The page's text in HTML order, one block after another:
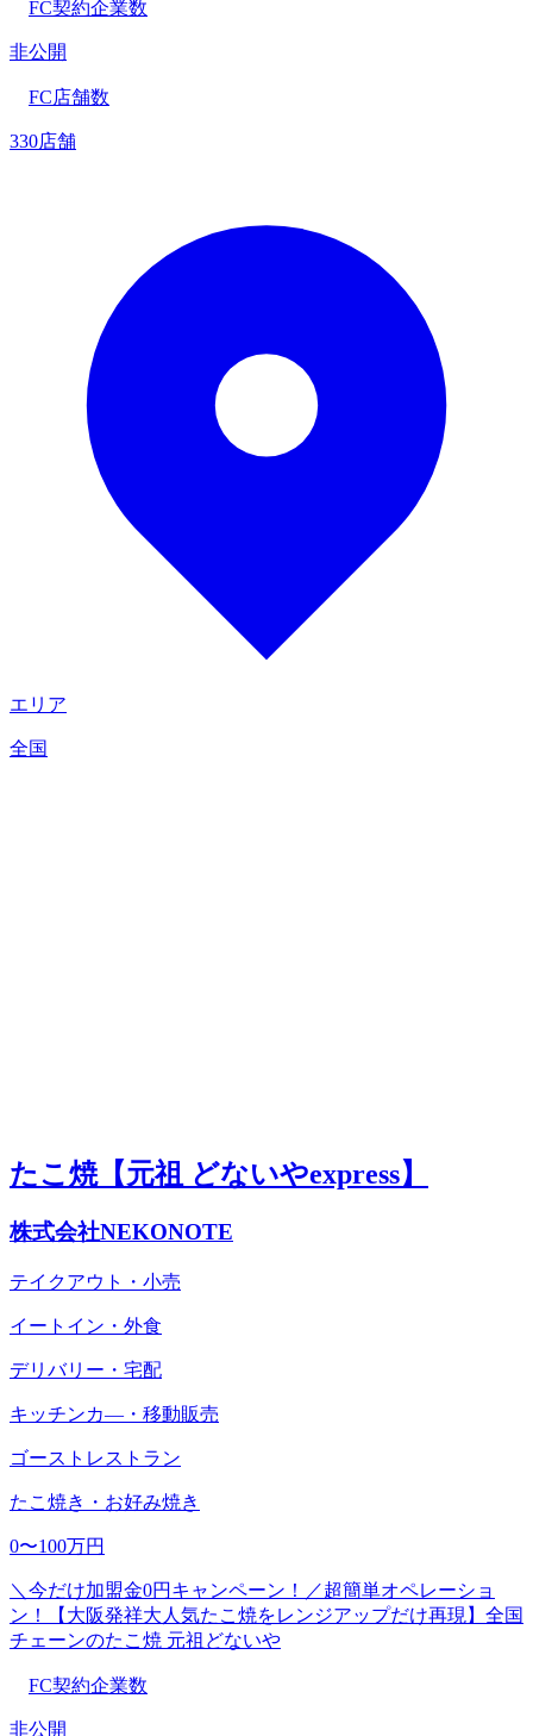
FC契約企業数
非公開
FC店舗数
330店舗
エリア
全国
たこ焼【元祖 どないやexpress】
株式会社NEKONOTE
テイクアウト・小売
イートイン・外食
デリバリー・宅配
キッチンカ―・移動販売
ゴーストレストラン
たこ焼き・お好み焼き
0〜100万円
＼今だけ加盟金0円キャンペーン！／超簡単オペレーショ
ン！【大阪発祥大人気たこ焼をレンジアップだけ再現】全国
チェーンのたこ焼 元祖どないや
FC契約企業数
非公開